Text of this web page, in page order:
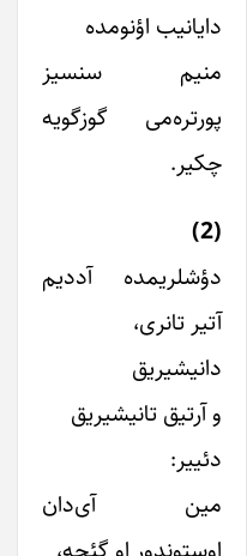
دایانیب اؤنومده
منیم سنسیز
پورتره‌می گوزگویه
چکیر.
(2)
دؤشلریمده آددیم
آتیر تانری،
دانیشیریق
و آرتیق تانیشیریق
دئییر:
مین آی‌دان